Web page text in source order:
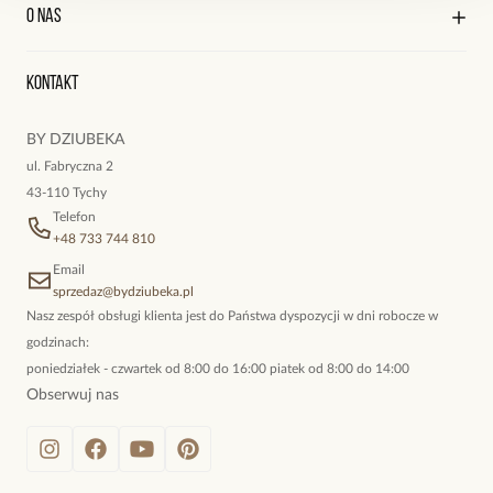
Reklamacje i zwroty
Edycja profilu
O nas
Oryginalne naszyjniki, topowe bransoletki, okazałe kolczyki,
Kontakt
BY DZIUBEKA
ul. Fabryczna 2
43-110 Tychy
Telefon
+48 733 744 810
Email
sprzedaz@bydziubeka.pl
Nasz zespół obsługi klienta jest do Państwa dyspozycji w dni robocze w
godzinach:
poniedziałek - czwartek od 8:00 do 16:00 piatek od 8:00 do 14:00
Obserwuj nas